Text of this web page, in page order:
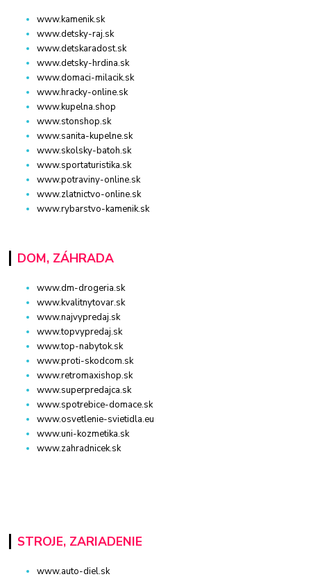
www.kamenik.sk
www.detsky-raj.sk
www.detskaradost.sk
www.detsky-hrdina.sk
www.domaci-milacik.sk
www.hracky-online.sk
www.kupelna.shop
www.stonshop.sk
www.sanita-kupelne.sk
www.skolsky-batoh.sk
www.sportaturistika.sk
www.potraviny-online.sk
www.zlatnictvo-online.sk
www.rybarstvo-kamenik.sk
DOM, ZÁHRADA
www.dm-drogeria.sk
www.kvalitnytovar.sk
www.najvypredaj.sk
www.topvypredaj.sk
www.top-nabytok.sk
www.proti-skodcom.sk
www.retromaxishop.sk
www.superpredajca.sk
www.spotrebice-domace.sk
www.osvetlenie-svietidla.eu
www.uni-kozmetika.sk
www.zahradnicek.sk
STROJE, ZARIADENIE
www.auto-diel.sk